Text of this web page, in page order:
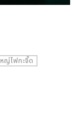
ญ่ไฟกะจิ๊ด